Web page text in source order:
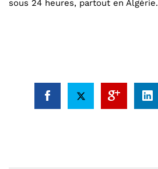
sous 24 heures, partout en Algérie.